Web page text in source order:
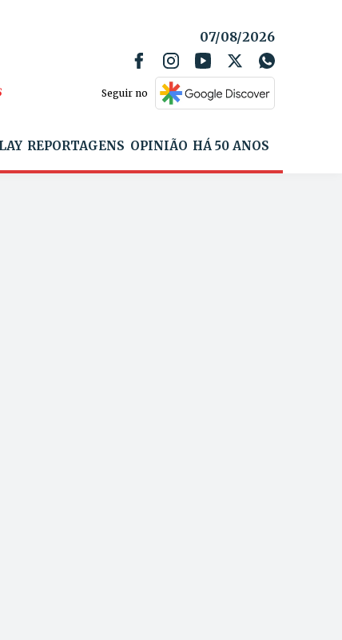
07/08/2026
Seguir no
REPORTAGENS OPINIÃO HÁ 50 ANOS